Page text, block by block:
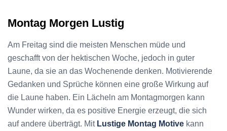
Montag Morgen Lustig
Am Freitag sind die meisten Menschen müde und
geschafft von der hektischen Woche, jedoch in guter
Laune, da sie an das Wochenende denken. Motivierende
Gedanken und Sprüche können eine große Wirkung auf
die Laune haben. Ein Lächeln am Montagmorgen kann
Wunder wirken, da es positive Energie erzeugt, die sich
auf andere überträgt. Mit Lustige Montag Motive kann